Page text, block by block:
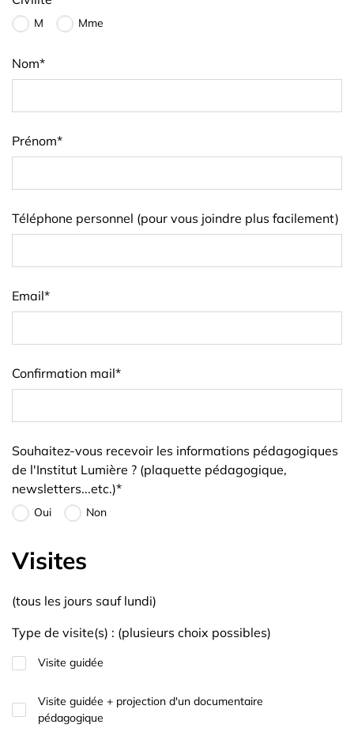
M Mme
Nom*
Prénom*
Téléphone personnel (pour vous joindre plus facilement)
Email*
Confirmation mail*
Souhaitez-vous recevoir les informations pédagogiques
de l'Institut Lumière ? (plaquette pédagogique,
newsletters...etc.)*
Oui Non
Visites
(tous les jours sauf lundi)
Type de visite(s) : (plusieurs choix possibles)
Visite guidée
Visite guidée + projection d'un documentaire
pédagogique